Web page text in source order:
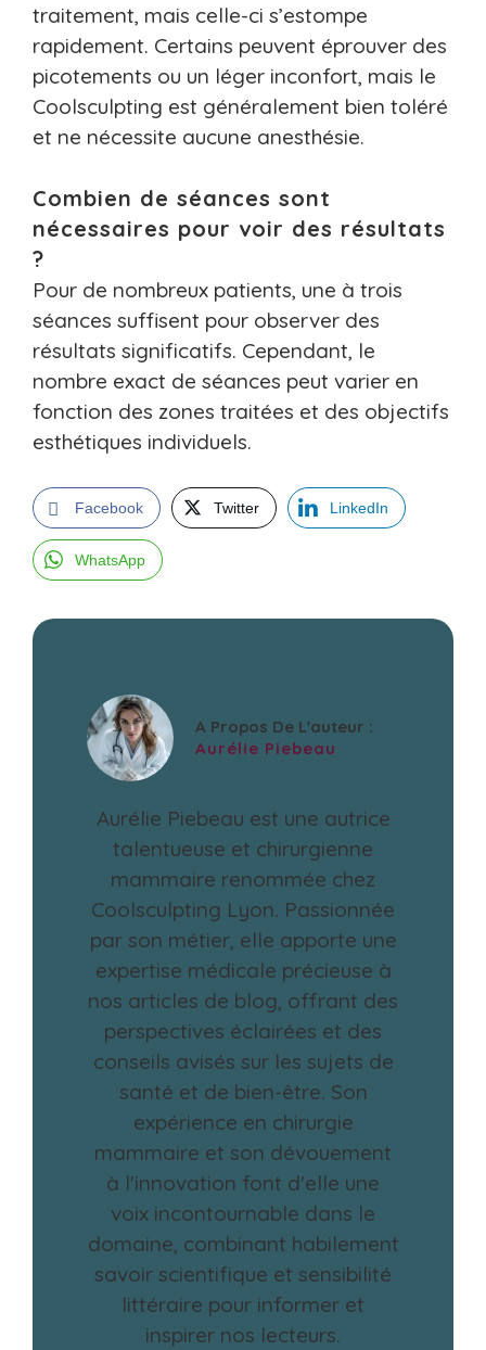
traitement, mais celle-ci s’estompe
rapidement. Certains peuvent éprouver des
picotements ou un léger inconfort, mais le
Coolsculpting est généralement bien toléré
et ne nécessite aucune anesthésie.
Combien de séances sont
nécessaires pour voir des résultats
?
Pour de nombreux patients, une à trois
séances suffisent pour observer des
résultats significatifs. Cependant, le
nombre exact de séances peut varier en
fonction des zones traitées et des objectifs
esthétiques individuels.
Facebook Twitter LinkedIn
WhatsApp
A Propos De L'auteur :
Aurélie Piebeau
Aurélie Piebeau est une autrice
talentueuse et chirurgienne
mammaire renommée chez
Coolsculpting Lyon. Passionnée
par son métier, elle apporte une
expertise médicale précieuse à
nos articles de blog, offrant des
perspectives éclairées et des
conseils avisés sur les sujets de
santé et de bien-être. Son
expérience en chirurgie
mammaire et son dévouement
à l'innovation font d'elle une
voix incontournable dans le
domaine, combinant habilement
savoir scientifique et sensibilité
littéraire pour informer et
inspirer nos lecteurs.